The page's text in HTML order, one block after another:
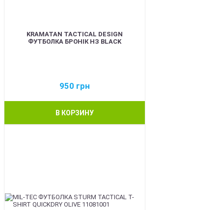
KRAMATAN TACTICAL DESIGN
ФУТБОЛКА БРОНІК НЗ BLACK
950 грн
В КОРЗИНУ